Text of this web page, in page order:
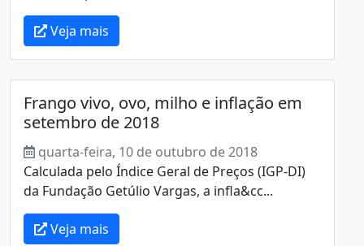
Veja mais
Frango vivo, ovo, milho e inflação em
setembro de 2018
quarta-feira, 10 de outubro de 2018
Calculada pelo Índice Geral de Preços (IGP-DI)
da Fundação Getúlio Vargas, a infla&cc...
Veja mais